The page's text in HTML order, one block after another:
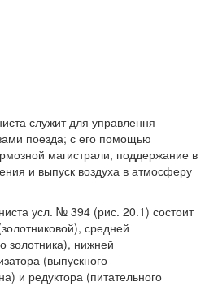
служит для управлення
поезда; с его помощью
магистрали, поддержание в
и выпуск воздуха в атмосферу
усл. № 394 (рис. 20.1) состоит
средней
золотника), нижней
(выпускного
и редуктора (питательного